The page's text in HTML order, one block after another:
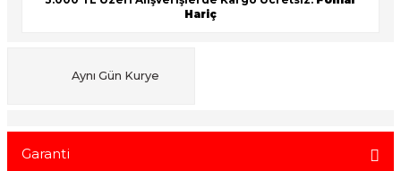
Hariç
Aynı Gün Kurye
Garanti